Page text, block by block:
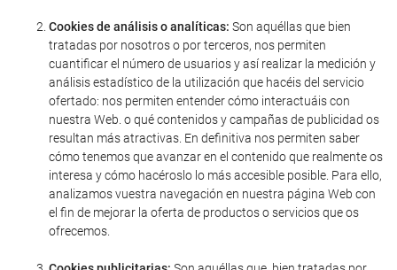
Cookies de análisis o analíticas: Son aquéllas que bien
tratadas por nosotros o por terceros, nos permiten
cuantificar el número de usuarios y así realizar la medición y
análisis estadístico de la utilización que hacéis del servicio
ofertado: nos permiten entender cómo interactuáis con
nuestra Web. o qué contenidos y campañas de publicidad os
resultan más atractivas. En definitiva nos permiten saber
cómo tenemos que avanzar en el contenido que realmente os
interesa y cómo hacéroslo lo más accesible posible. Para ello,
analizamos vuestra navegación en nuestra página Web con
el fin de mejorar la oferta de productos o servicios que os
ofrecemos.